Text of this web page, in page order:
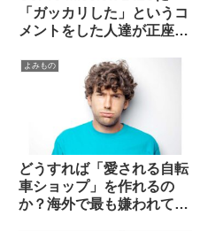
「ガッカリした」というコ
メントをした人達が正座さ
ッドを海外掲示板で発見
よみもの
どうすれば「愛される自転
車ショップ」を作れるの
か？海外で最も嫌われてい